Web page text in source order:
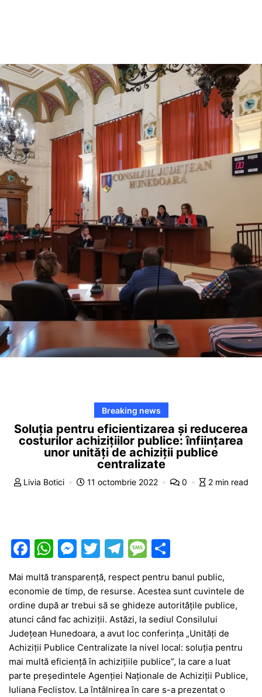
Breaking news
Soluția pentru eficientizarea și reducerea
costurilor achizițiilor publice: înființarea
unor unități de achiziții publice
centralizate
Livia Botici 11 octombrie 2022 0 2 min read
F
c
e
b
o
o
k
W
at
s
A
p
p
M
s
s
e
n
g
er
T
itt
er
T
e
gr
a
m
M
s
s
a
g
e
ta
je
a
z
ă
Mai multă transparență, respect pentru banul public,
economie de timp, de resurse. Acestea sunt cuvintele de
ordine după ar trebui să se ghideze autoritățile publice,
atunci când fac achiziții. Astăzi, la sediul Consilului
Județean Hunedoara, a avut loc conferința „Unități de
Achiziții Publice Centralizate la nivel local: soluția pentru
mai multă eficiență în achizițiile publice”, la care a luat
parte președintele Agenției Naționale de Achiziții Publice,
Iuliana Feclistov. La întâlnirea în care s-a prezentat o